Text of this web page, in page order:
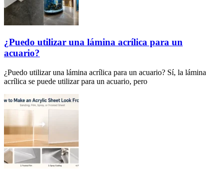
¿Puedo utilizar una lámina acrílica para un
acuario?
¿Puedo utilizar una lámina acrílica para un acuario? Sí, la lámina
acrílica se puede utilizar para un acuario, pero